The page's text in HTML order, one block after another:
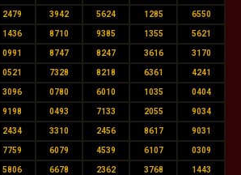
2479 3942 5624 1285 6550
1436 8710 9385 1355 5621
0991 8747 8247 3616 3170
0521 7328 8218 6361 4241
3096 0780 6010 1035 0404
9198 0493 7133 2055 9034
2434 3310 2456 8617 9031
7759 6079 4539 6107 0309
5806 6678 2362 3768 1443